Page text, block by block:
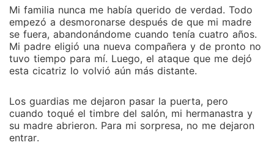
Mi familia nunca me había querido de verdad. Todo
empezó a desmoronarse después de que mi madre
se fuera, abandonándome cuando tenía cuatro años.
Mi padre eligió una nueva compañera y de pronto no
tuvo tiempo para mí. Luego, el ataque que me dejó
esta cicatriz lo volvió aún más distante.
Los guardias me dejaron pasar la puerta, pero
cuando toqué el timbre del salón, mi hermanastra y
su madre abrieron. Para mi sorpresa, no me dejaron
entrar.